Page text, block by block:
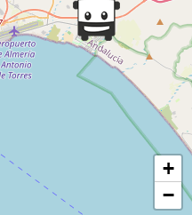
+
−